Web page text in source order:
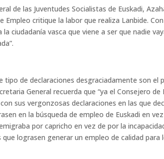
de las Juventudes Socialistas de Euskadi,
Empleo critique la labor que realiza Lanbide.
ciudadanía vasca que viene a ser que nadie
tipo de declaraciones desgraciadamente son el
General recuerda que “ya el Consejero
sus vergonzosas declaraciones en las que
en la búsqueda de empleo de Euskadi en
por capricho en vez de por la
lograsen generar un empleo de calidad para